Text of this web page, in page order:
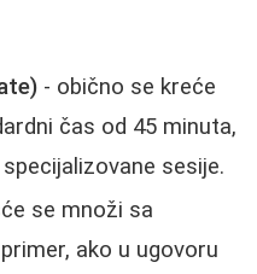
- obično se kreće
čas od 45 minuta,
sesije.
se množi sa
ako u ugovoru